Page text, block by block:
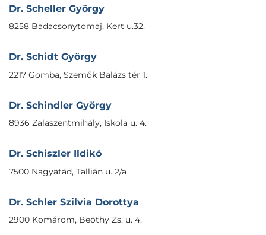
Dr. Scheller György
8258 Badacsonytomaj, Kert u.32.
Dr. Schidt György
2217 Gomba, Szemők Balázs tér 1.
Dr. Schindler György
8936 Zalaszentmihály, Iskola u. 4.
Dr. Schiszler Ildikó
7500 Nagyatád, Tallián u. 2/a
Dr. Schler Szilvia Dorottya
2900 Komárom, Beöthy Zs. u. 4.